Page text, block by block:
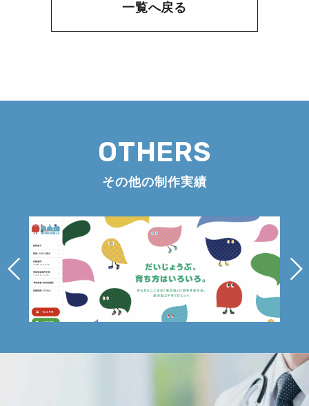
一覧へ戻る
OTHERS
その他の制作実績